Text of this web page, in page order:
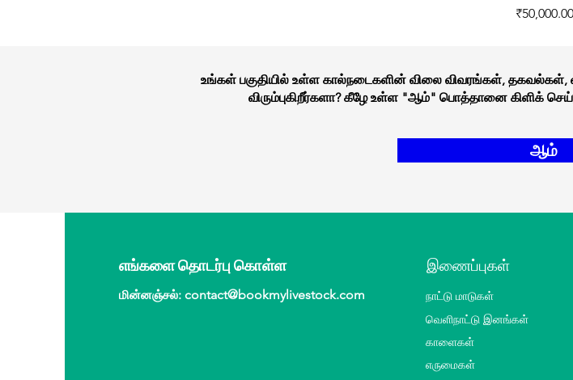
Price
₹50,000.00
உங்கள் பகுதியில் உள்ள கால்நடைகளின் விலை விவரங்கள்,
விரும்புகிறீர்களா? கீழே உள்ள "ஆம்" பொத்தானை கிளிக்
ஆம்
எங்களை தொடர்பு கொள்ள
மின்னஞ்சல்:contact@bookmylivestock.com
இணைப்புகள்
நாட்டு மாடுகள்
வெளிநாட்டு இனங்கள்
காளைகள்
எருமைகள்